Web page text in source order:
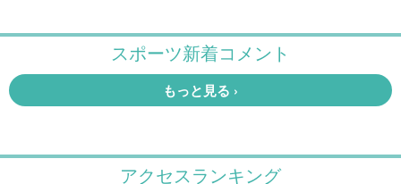
アクセスランキング